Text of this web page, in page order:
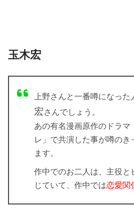
玉木宏
上野さんと一番噂になった
宏さんでしょう。
あの有名漫画原作のドラマ
レ」 で共演した事が噂のき
ます。
作中でのお二人は、主役と
じていて、作中では恋愛関